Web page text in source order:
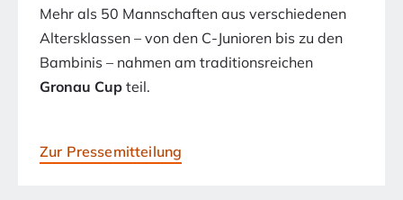
Mehr als 50 Mannschaften aus verschiedenen
Altersklassen – von den C-Junioren bis zu den
Bambinis – nahmen am traditionsreichen
Gronau Cup teil.
Zur Pressemitteilung